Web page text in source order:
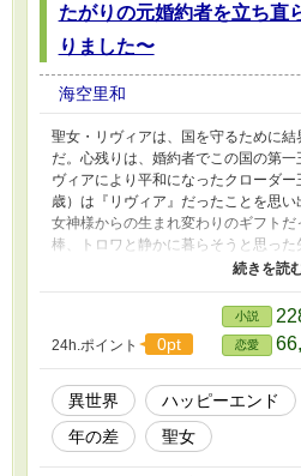
たがりの元婚約者を立ち直
りました〜
海空里和
聖女・リヴィアは、国を守るために
だ。心残りは、婚約者でこの国の第一
ヴィアにより平和になったクローダ
歳）は『リヴィア』だったことを思
女神様からの生まれ変わりのギフト
棒、トロワと静かに暮らそうと思っ
覚める。 聖女の力を聞きつけたルー
のようになっていた。 リヴィアが死
たルーカスは自身も死にたがってい
せません！」 「お前は生意気だ」 再
次第に惹かれ合う。 これは、生まれ
がもう一度人生をやり直す、歳の差
説家になろうで掲載したお話です。
24h.ポイント 0pt
小説
恋愛
異世界 ハッピーエンド
年の差
聖女